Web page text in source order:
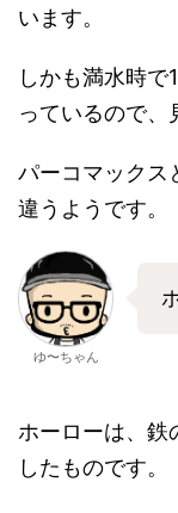
います。
しかも満水時で
っているので、
パーコマックス
違うようです。
ゆ〜ちゃん
ホーローは、鉄
したものです。